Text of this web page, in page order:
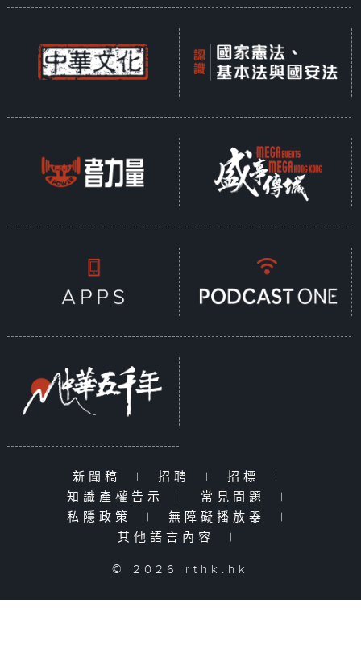
新聞稿 | 招聘 | 招標
|
知識產權告示
| 常見問題
|
私隱政策
| 無障礙播放器
|
其他語言內容
|
© 2026 rthk.hk